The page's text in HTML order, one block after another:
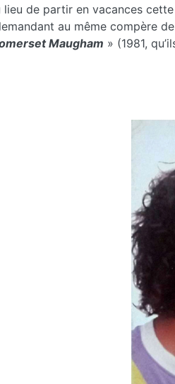
lieu de partir en vacances
au même compère
Maugham » (1981,